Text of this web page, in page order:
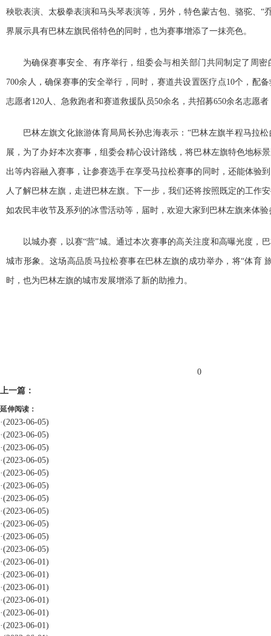
秧歌表演、太极拳表演和马头琴表演等，另外，特色蒙古包、骆驼、“
界展示具有巴林左旗民俗特色的同时，也为赛事增添了一抹亮色。
为确保赛事安全、有序举行，组委会与相关部门共同制定了周
700余人，确保赛事的安全举行，同时，赛道共设置医疗点10个，配
志愿者120人、急救跑者和赛道救援队员50余名，共招募650余名志愿
巴林左旗文化旅游体育局局长孙忠海表示：“巴林左旗半程马拉
展，为了办好本次赛事，组委会精心设计路线，将巴林左旗特色地标
出等内容融入赛事，让参赛选手在享受马拉松赛事的同时，还能体验
人了解巴林左旗，走进巴林左旗。下一步，我们还将按照既定的工作
如农民丰收节及系列的冰雪活动等，届时，欢迎大家到巴林左旗来体验
以城办赛，以赛“营”城。通过本次赛事的高关注度和高曝光度，
城市形象。这场高品质马拉松赛事在巴林左旗的成功举办，将“体育
时，也为巴林左旗的城市发展增添了新的助推力。
0
上一篇：
延伸阅读：
·(2023-06-05)
·(2023-06-05)
·(2023-06-05)
·(2023-06-05)
·(2023-06-05)
·(2023-06-05)
·(2023-06-05)
·(2023-06-05)
·(2023-06-05)
·(2023-06-05)
·(2023-06-05)
·(2023-06-01)
·(2023-06-01)
·(2023-06-01)
·(2023-06-01)
·(2023-06-01)
·(2023-06-01)